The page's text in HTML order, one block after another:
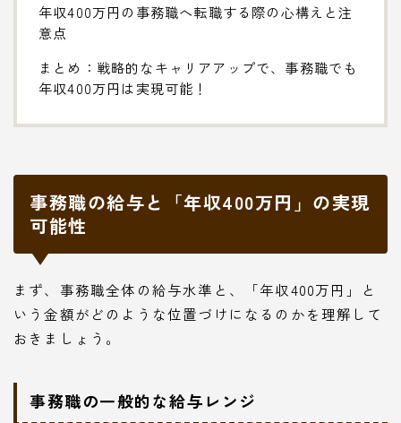
年収400万円の事務職へ転職する際の心構えと注
意点
まとめ：戦略的なキャリアアップで、事務職でも
年収400万円は実現可能！
事務職の給与と「年収400万円」の実現
可能性
まず、事務職全体の給与水準と、「年収400万円」と
いう金額がどのような位置づけになるのかを理解して
おきましょう。
事務職の一般的な給与レンジ